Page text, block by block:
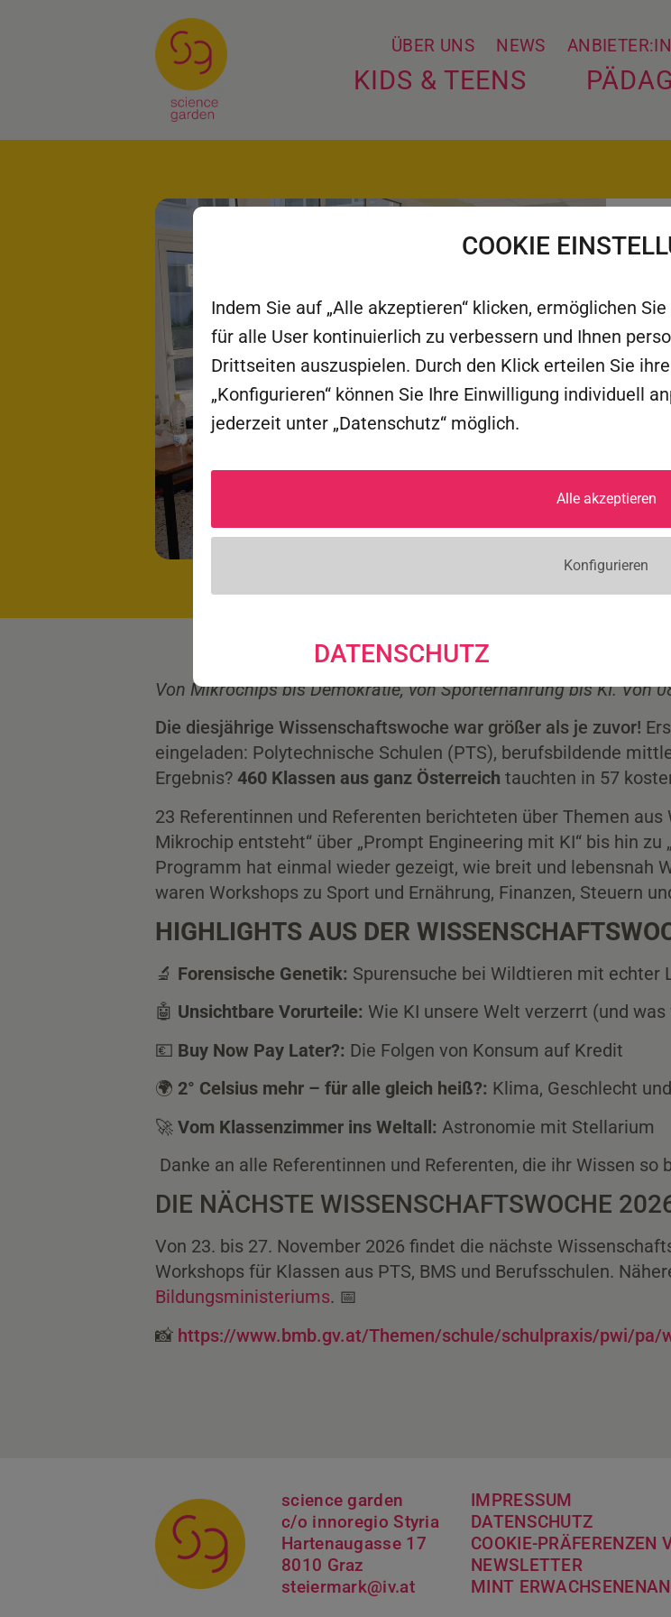
ÜBER UNS NEWS
KIDS & TEENS
Von Mikrochips bis Demokratie, von Sporternährung bis KI. Von
Die diesjährige Wissenschaftswoche war größer als je zuvor!
eingeladen: Polytechnische Schulen (PTS), berufsbildende
Ergebnis? 460 Klassen aus ganz Österreich tauchten in 57
23 Referentinnen und Referenten berichteten über Themen
Mikrochip entsteht“ über „Prompt Engineering mit KI“ bis hin
Programm hat einmal wieder gezeigt, wie breit und lebensnah
waren Workshops zu Sport und Ernährung, Finanzen, Steuern
HIGHLIGHTS AUS DER
🔬 Forensische Genetik: Spurensuche bei Wildtieren mit echter
🤖 Unsichtbare Vorurteile: Wie KI unsere Welt verzerrt (und
💶 Buy Now Pay Later?: Die Folgen von Konsum auf Kredit
🌍 2° Celsius mehr – für alle gleich heiß?: Klima, Geschlecht
🚀 Vom Klassenzimmer ins Weltall: Astronomie mit Stellarium
Danke an alle Referentinnen und Referenten, die ihr Wissen
DIE NÄCHSTE WISSENSCHAFTSWOCHE
Von 23. bis 27. November 2026 findet die nächste
Workshops für Klassen aus PTS, BMS und Berufsschulen.
Bildungsministeriums. 📅
📸 https://www.bmb.gv.at/Themen/schule/schulpraxis/pwi/pa/
science garden
c/o innoregio Styria
Hartenaugasse 17
8010 Graz
steiermark@iv.at
IMPRESSUM
DATENSCHUTZ
COOKIE-PRÄFERENZEN
NEWSLETTER
MINT
COOKIE
Indem Sie auf „Alle akzeptieren“ klicken, ermöglichen
für alle User kontinuierlich zu verbessern und Ihnen
Drittseiten auszuspielen. Durch den Klick erteilen Sie
„Konfigurieren“ können Sie Ihre Einwilligung individuell
jederzeit unter „Datenschutz“ möglich.
Alle akzeptieren
Konfigurieren
DATENSCHUTZ